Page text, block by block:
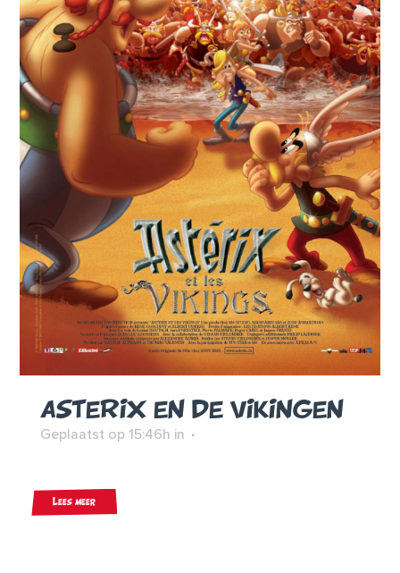
ASTERIX EN DE VIKINGEN
Geplaatst op 15:46h in
Lees meer